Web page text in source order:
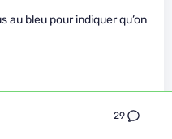
29
au bleu pour indiquer qu’on